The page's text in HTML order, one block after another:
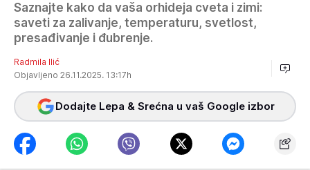
Saznajte kako da vaša orhideja cveta i zimi:
saveti za zalivanje, temperaturu, svetlost,
presađivanje i đubrenje.
Radmila Ilić
Objavljeno 26.11.2025. 13:17h
Dodajte Lepa & Srećna u vaš Google izbor